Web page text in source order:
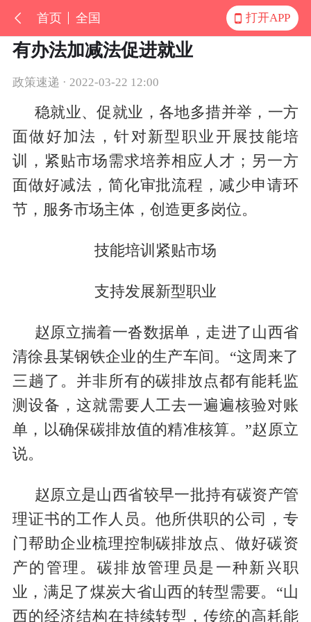
首页 全国 打开APP
有办法加减法促进就业
政策速递 · 2022-03-22 12:00
稳就业、促就业，各地多措并举，一方
面做好加法，针对新型职业开展技能培
训，紧贴市场需求培养相应人才；另一方
面做好减法，简化审批流程，减少申请环
节，服务市场主体，创造更多岗位。
技能培训紧贴市场
支持发展新型职业
赵原立揣着一沓数据单，走进了山西省
清徐县某钢铁企业的生产车间。“这周来了
三趟了。并非所有的碳排放点都有能耗监
测设备，这就需要人工去一遍遍核验对账
单，以确保碳排放值的精准核算。”赵原立
说。
赵原立是山西省较早一批持有碳资产管
理证书的工作人员。他所供职的公司，专
门帮助企业梳理控制碳排放点、做好碳资
产的管理。碳排放管理员是一种新兴职
业，满足了煤炭大省山西的转型需要。“山
西的经济结构在持续转型，传统的高耗能